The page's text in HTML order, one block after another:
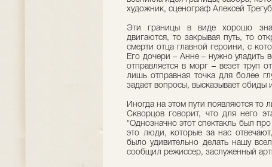
художник, сценограф Алексей
Эти границы в виде хорошо
двигаются, то закрывая путь, то
смерти отца главной героини, с
Его дочери – Анне – нужно уладить
отправляется в морг – везет труп
лишь отправная точка для более
задает вопросы, высказывает обиды
Иногда на этом пути появляются то
Скворцов говорит, что для него
"Однозначно этот спектакль был
это люди, которые за нас
было удивительно делать нашу
сообщил режиссер, заслуженный